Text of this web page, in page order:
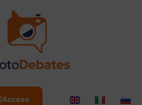
Acceso